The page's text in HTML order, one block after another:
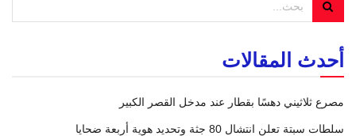
أحدث المقالات
مصرع ثلاثيني دهسًا بقطار عند مدخل القصر الكبير
سلطات سبتة تعلن انتشال 80 جثة وتحديد هوية أربعة ضحايا